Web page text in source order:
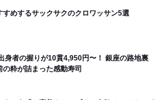
すめするサックサクのクロワッサン5選
身者の握りが10貫4,950円〜！ 銀座の路地裏
粋が詰まった感動寿司